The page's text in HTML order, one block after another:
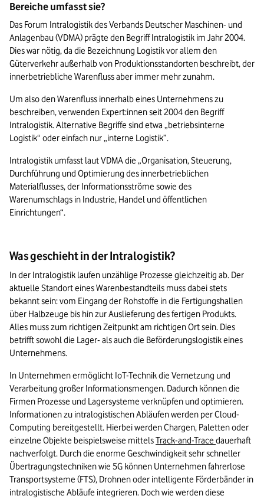
Bereiche umfasst sie?
Das Forum Intralogistik des Verbands Deutscher Maschinen- und
Anlagenbau (VDMA) prägte den Begriff Intralogistik im Jahr 2004.
Dies war nötig, da die Bezeichnung Logistik vor allem den
Güterverkehr außerhalb von Produktionsstandorten beschreibt, der
innerbetriebliche Warenfluss aber immer mehr zunahm.
Um also den Warenfluss innerhalb eines Unternehmens zu
beschreiben, verwenden Expert:innen seit 2004 den Begriff
Intralogistik. Alternative Begriffe sind etwa „betriebsinterne
Logistik“ oder einfach nur „interne Logistik”.
Intralogistik umfasst laut VDMA die „Organisation, Steuerung,
Durchführung und Optimierung des innerbetrieblichen
Materialflusses, der Informationsströme sowie des
Warenumschlags in Industrie, Handel und öffentlichen
Einrichtungen“.
Was geschieht in der Intralogistik?
In der Intralogistik laufen unzählige Prozesse gleichzeitig ab. Der
aktuelle Standort eines Warenbestandteils muss dabei stets
bekannt sein: vom Eingang der Rohstoffe in die Fertigungshallen
über Halbzeuge bis hin zur Auslieferung des fertigen Produkts.
Alles muss zum richtigen Zeitpunkt am richtigen Ort sein. Dies
betrifft sowohl die Lager- als auch die Beförderungslogistik eines
Unternehmens.
In Unternehmen ermöglicht IoT-Technik die Vernetzung und
Verarbeitung großer Informationsmengen. Dadurch können die
Firmen Prozesse und Lagersysteme verknüpfen und optimieren.
Informationen zu intralogistischen Abläufen werden per Cloud-
Computing bereitgestellt. Hierbei werden Chargen, Paletten oder
einzelne Objekte beispielsweise mittels Track-and-Trace dauerhaft
nachverfolgt. Durch die enorme Geschwindigkeit sehr schneller
Übertragungstechniken wie 5G können Unternehmen fahrerlose
Transportsysteme (FTS), Drohnen oder intelligente Förderbänder in
intralogistische Abläufe integrieren. Doch wie werden diese